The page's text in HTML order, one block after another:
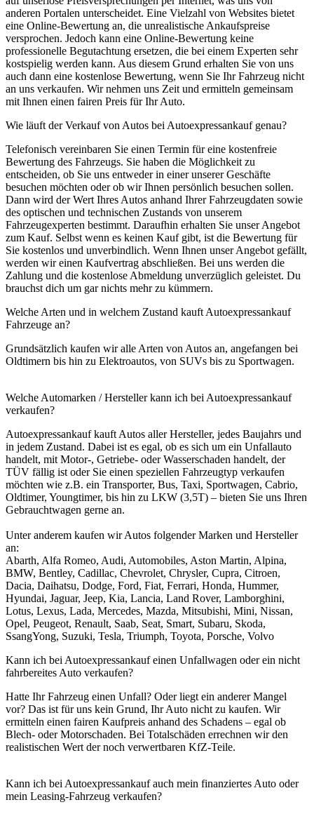
anderen Portalen unterscheidet. Eine Vielzahl von Websites bietet
eine Online-Bewertung an, die unrealistische Ankaufspreise
versprochen. Jedoch kann eine Online-Bewertung keine
professionelle Begutachtung ersetzen, die bei einem Experten sehr
kostspielig werden kann. Aus diesem Grund erhalten Sie von uns
auch dann eine kostenlose Bewertung, wenn Sie Ihr Fahrzeug nicht
an uns verkaufen. Wir nehmen uns Zeit und ermitteln gemeinsam
mit Ihnen einen fairen Preis für Ihr Auto.
Wie läuft der Verkauf von Autos bei Autoexpressankauf genau?
Telefonisch vereinbaren Sie einen Termin für eine kostenfreie
Bewertung des Fahrzeugs. Sie haben die Möglichkeit zu
entscheiden, ob Sie uns entweder in einer unserer Geschäfte
besuchen möchten oder ob wir Ihnen persönlich besuchen sollen.
Dann wird der Wert Ihres Autos anhand Ihrer Fahrzeugdaten sowie
des optischen und technischen Zustands von unserem
Fahrzeugexperten bestimmt. Daraufhin erhalten Sie unser Angebot
zum Kauf. Selbst wenn es keinen Kauf gibt, ist die Bewertung für
Sie kostenlos und unverbindlich. Wenn Ihnen unser Angebot gefällt,
werden wir einen Kaufvertrag abschließen. Bei uns werden die
Zahlung und die kostenlose Abmeldung unverzüglich geleistet. Du
brauchst dich um gar nichts mehr zu kümmern.
Welche Arten und in welchem Zustand kauft Autoexpressankauf
Fahrzeuge an?
Grundsätzlich kaufen wir alle Arten von Autos an, angefangen bei
Oldtimern bis hin zu Elektroautos, von SUVs bis zu Sportwagen.
Welche Automarken / Hersteller kann ich bei Autoexpressankauf
verkaufen?
Autoexpressankauf kauft Autos aller Hersteller, jedes Baujahrs und
in jedem Zustand. Dabei ist es egal, ob es sich um ein Unfallauto
handelt, mit Motor-, Getriebe- oder Wasserschaden handelt, der
TÜV fällig ist oder Sie einen speziellen Fahrzeugtyp verkaufen
möchten wie z.B. ein Transporter, Bus, Taxi, Sportwagen, Cabrio,
Oldtimer, Youngtimer, bis hin zu LKW (3,5T) – bieten Sie uns Ihren
Gebrauchtwagen gerne an.
Unter anderem kaufen wir Autos folgender Marken und Hersteller
an:
Abarth, Alfa Romeo, Audi, Automobiles, Aston Martin, Alpina,
BMW, Bentley, Cadillac, Chevrolet, Chrysler, Cupra, Citroen,
Dacia, Daihatsu, Dodge, Ford, Fiat, Ferrari, Honda, Hummer,
Hyundai, Jaguar, Jeep, Kia, Lancia, Land Rover, Lamborghini,
Lotus, Lexus, Lada, Mercedes, Mazda, Mitsubishi, Mini, Nissan,
Opel, Peugeot, Renault, Saab, Seat, Smart, Subaru, Skoda,
SsangYong, Suzuki, Tesla, Triumph, Toyota, Porsche, Volvo
Kann ich bei Autoexpressankauf einen Unfallwagen oder ein nicht
fahrbereites Auto verkaufen?
Hatte Ihr Fahrzeug einen Unfall? Oder liegt ein anderer Mangel
vor? Das ist für uns kein Grund, Ihr Auto nicht zu kaufen. Wir
ermitteln einen fairen Kaufpreis anhand des Schadens – egal ob
Blech- oder Motorschaden. Bei Totalschäden errechnen wir den
realistischen Wert der noch verwertbaren KfZ-Teile.
Kann ich bei Autoexpressankauf auch mein finanziertes Auto oder
mein Leasing-Fahrzeug verkaufen?